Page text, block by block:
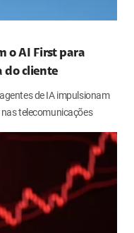
o AI First para
do cliente
de IA impulsionam
telecomunicações